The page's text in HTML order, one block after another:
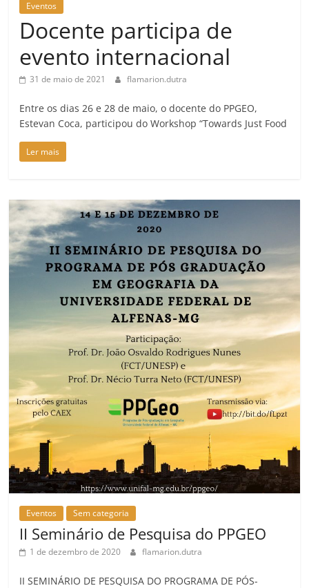
Eventos
Docente participa de
evento internacional
31 de maio de 2021 flamarion.dutra
Entre os dias 26 e 28 de maio, o docente do PPGEO,
Estevan Coca, participou do Workshop “Towards Just Food
Ler mais
Eventos Sem categoria
II Seminário de Pesquisa do PPGEO
1 de dezembro de 2020 flamarion.dutra
II SEMINÁRIO DE PESQUISA DO PROGRAMA DE PÓS-